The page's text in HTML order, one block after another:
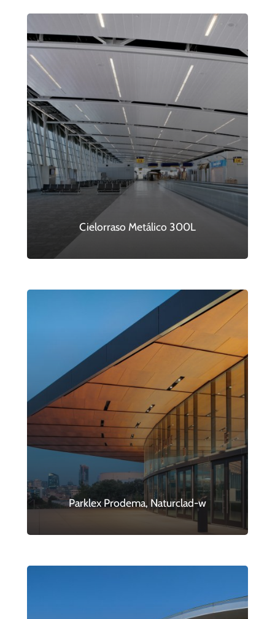
Cielorraso Metálico 300L
Parklex Prodema, Naturclad-w